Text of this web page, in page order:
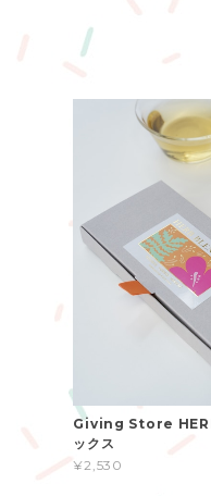
Giving Store
ックス
¥2,530